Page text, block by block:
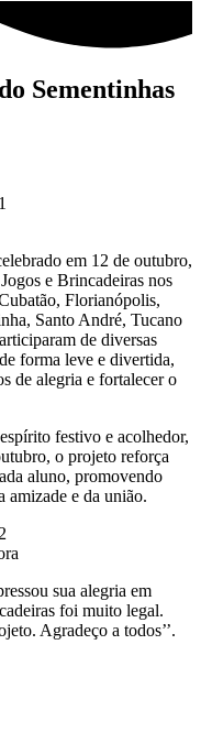
Sementinhas
em 12 de outubro,
e Brincadeiras nos
Florianópolis,
Santo André, Tucano
de diversas
forma leve e divertida,
de alegria e fortalecer o
festivo e acolhedor,
o projeto reforça
aluno, promovendo
amizade e da união.
sua alegria em
foi muito legal.
Agradeço a todos’’.